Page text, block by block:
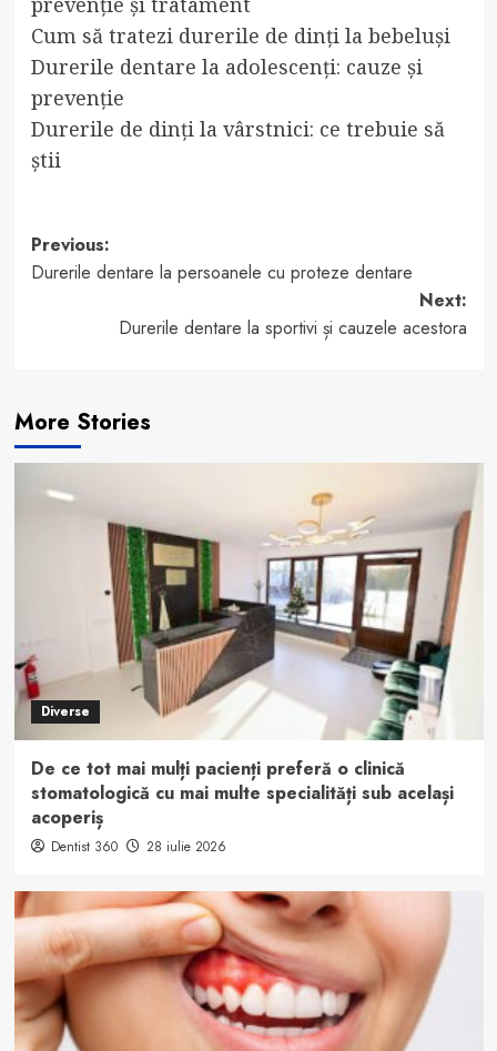
Cum să tratezi durerile de dinți la bebeluși
Durerile dentare la adolescenți: cauze și
prevenție
Durerile de dinți la vârstnici: ce trebuie să
știi
Post
navigation
Previous:
Durerile dentare la persoanele cu proteze dentare
Next:
Durerile dentare la sportivi și cauzele acestora
More Stories
Diverse
De ce tot mai mulți pacienți preferă o clinică
stomatologică cu mai multe specialități sub același
acoperiș
Dentist 360 28 iulie 2026